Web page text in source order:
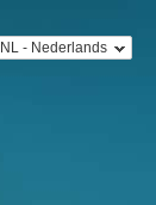
NL - Nederlands